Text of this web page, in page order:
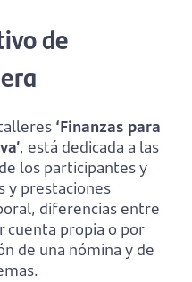
de
‘Finanzas para
, está dedicada a las
los participantes y
y prestaciones
diferencias entre
cuenta propia o por
de una nómina y de